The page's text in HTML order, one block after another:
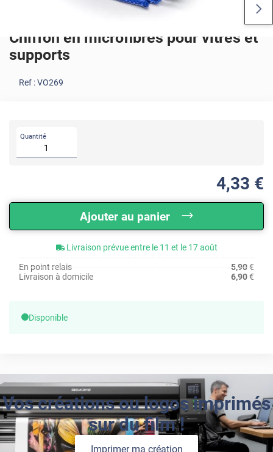
Chiffon en microfibres pour vitres et
supports
Ref :VO269
Quantité
4,33 €
Ajouter au panier
Livraison prévue entre le 11 et le 17 août
En point relais
5,90€
Livraison à domicile
6,90€
Disponible
Vos créations ou logos imprimés
sur du film !
Imprimer ma création